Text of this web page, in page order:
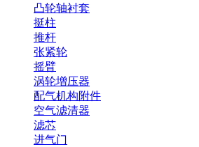
凸轮轴衬套
挺柱
推杆
张紧轮
摇臂
涡轮增压器
配气机构附件
空气滤清器
滤芯
进气门